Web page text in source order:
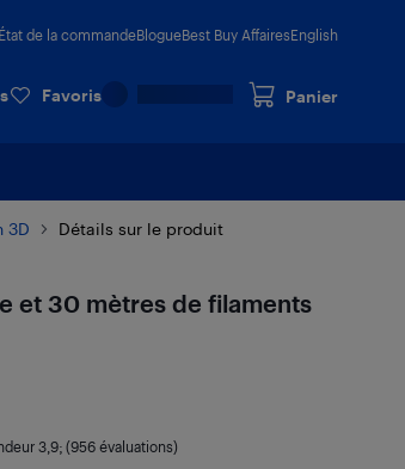
État de la commandeBlogueBest Buy AffairesEnglish
Favoris Panier
3D Détails sur le produit
et 30 mètres de filaments
3,9; (956 évaluations)